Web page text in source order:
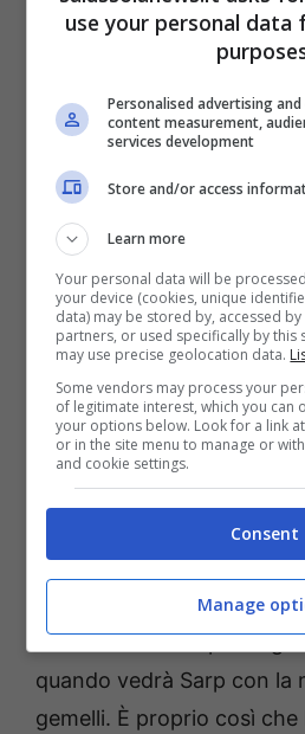
La forza di una donna,
sconvolta, accade di tutto
salussolanews.it
Per evitare che Sarp torni
alleerà con Sirin ed
subdolo.Doruk e Nisan
Bahar lo saprà da un video
mostrato in un hotel
un finto appuntamento
sarà terrorizzata per i figli
quando vedrà Sarp con la
gemelli. È proprio così
use your personal
Personalised advertising
content measurement,
services development
Store and/or access
Learn more
Your personal data will be
your device (cookies, unique
data) may be stored by, accessed
partners, or used specifically by this
may use precise geolocation data.
Some vendors may process your
of legitimate interest, which you can
your options below. Look for a link
or in the site menu to manage or
and cookie settings.
Consent
Manage